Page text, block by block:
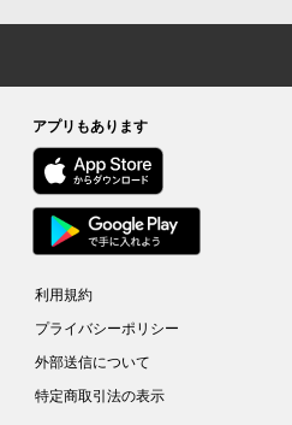
アプリもあります
利用規約
プライバシーポリシー
外部送信について
特定商取引法の表示